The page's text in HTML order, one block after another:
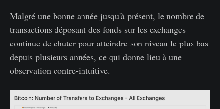
Malgré une bonne année jusqu'à présent, le nombre de
transactions déposant des fonds sur les exchanges
continue de chuter pour atteindre son niveau le plus bas
depuis plusieurs années, ce qui donne lieu à une
observation contre-intuitive.